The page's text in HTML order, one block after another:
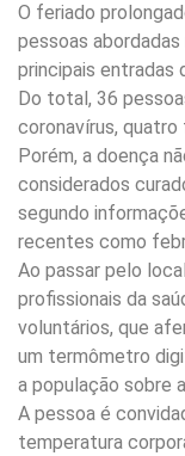
O feriado
pessoas
principais entradas
Do total, 36
coronavírus,
Porém, a doença
considerados
segundo
recentes como
Ao passar pelo
profissionais da
voluntários, que
um termômetro
a população sobre
A pessoa é
temperatura